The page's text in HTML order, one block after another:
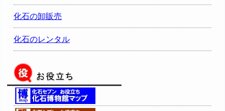
化石の卸販売
化石のレンタル